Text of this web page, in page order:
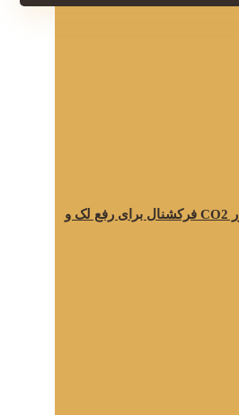
تفاوت لیزر کیوسوئیچ و لیزر CO2 فرکشنال برای رفع لک و